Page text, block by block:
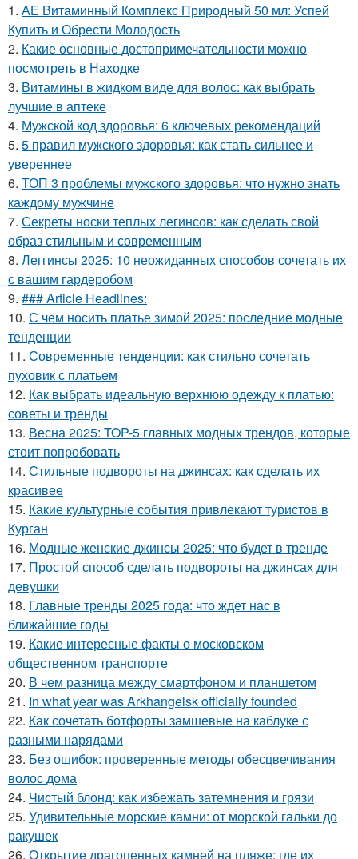
1. АЕ Витаминный Комплекс Природный 50 мл: Успей
Купить и Обрести Молодость
2. Какие основные достопримечательности можно
посмотреть в Находке
3. Витамины в жидком виде для волос: как выбрать
лучшие в аптеке
4. Мужской код здоровья: 6 ключевых рекомендаций
5. 5 правил мужского здоровья: как стать сильнее и
увереннее
6. ТОП 3 проблемы мужского здоровья: что нужно знать
каждому мужчине
7. Секреты носки теплых легинсов: как сделать свой
образ стильным и современным
8. Леггинсы 2025: 10 неожиданных способов сочетать их
с вашим гардеробом
9. ### Article Headlines:
10. С чем носить платье зимой 2025: последние модные
тенденции
11. Современные тенденции: как стильно сочетать
пуховик с платьем
12. Как выбрать идеальную верхнюю одежду к платью:
советы и тренды
13. Весна 2025: TOP-5 главных модных трендов, которые
стоит попробовать
14. Стильные подвороты на джинсах: как сделать их
красивее
15. Какие культурные события привлекают туристов в
Курган
16. Модные женские джинсы 2025: что будет в тренде
17. Простой способ сделать подвороты на джинсах для
девушки
18. Главные тренды 2025 года: что ждет нас в
ближайшие годы
19. Какие интересные факты о московском
общественном транспорте
20. В чем разница между смартфоном и планшетом
21. In what year was Arkhangelsk officially founded
22. Как сочетать ботфорты замшевые на каблуке с
разными нарядами
23. Без ошибок: проверенные методы обесцвечивания
волос дома
24. Чистый блонд: как избежать затемнения и грязи
25. Удивительные морские камни: от морской гальки до
ракушек
26. Открытие драгоценных камней на пляже: где их